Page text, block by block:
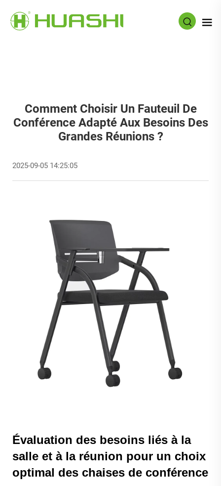
Comment Choisir Un Fauteuil De
Conférence Adapté Aux Besoins Des
Grandes Réunions ?
2025-09-05 14:25:05
Évaluation des besoins liés à la
salle et à la réunion pour un choix
optimal des chaises de conférence